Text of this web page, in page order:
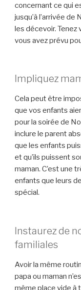
concernant ce qui
jusqu’à l’arrivée
les décevoir. Tenez
vous avez prévu
Impliquez
Cela peut être
que vos enfants
pour la soirée de
inclure le parent
que les enfants
et qu’ils puissent
maman. C’est une
enfants que leurs
spécial.
Instaurez de
familiales
Avoir la même
papa ou maman
même place vide à